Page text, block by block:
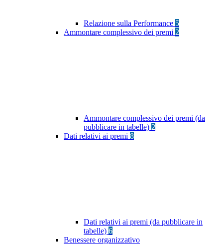
Relazione sulla Performance 5
Ammontare complessivo dei premi 2
Ammontare complessivo dei premi (da
pubblicare in tabelle) 2
Dati relativi ai premi 8
Dati relativi ai premi (da pubblicare in
tabelle) 6
Benessere organizzativo